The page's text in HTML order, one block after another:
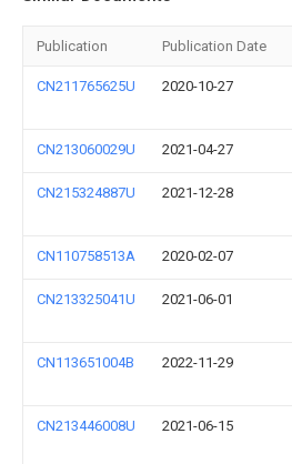
Publication Publication Date
CN211765625U 2020-10-27
CN213060029U 2021-04-27
CN215324887U 2021-12-28
CN110758513A 2020-02-07
CN213325041U 2021-06-01
CN113651004B 2022-11-29
CN213446008U 2021-06-15